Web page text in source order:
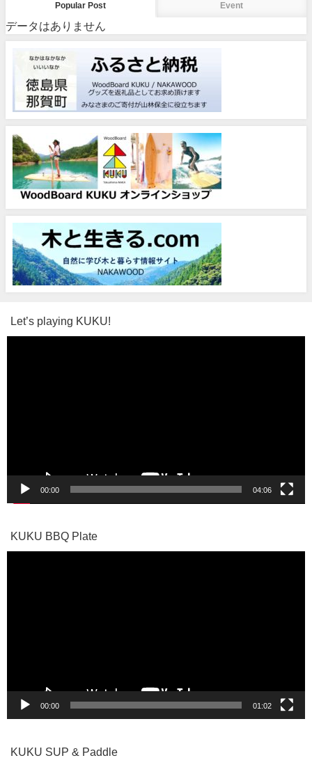
Popular Post Event
データはありません
Let’s playing KUKU!
00:00 04:06
KUKU BBQ Plate
00:00 01:02
KUKU SUP & Paddle